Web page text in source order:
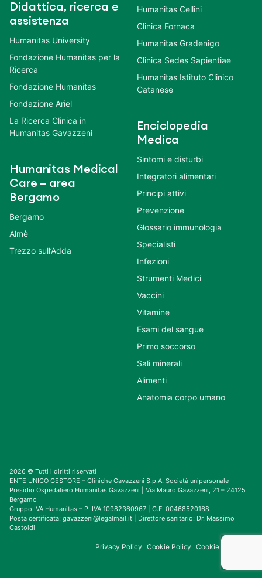
Didattica, ricerca e
assistenza
Humanitas University
Fondazione Humanitas per la
Ricerca
Fondazione Humanitas
Fondazione Ariel
La Ricerca Clinica in
Humanitas Gavazzeni
Humanitas Medical
Care – area
Bergamo
Bergamo
Almè
Trezzo sull’Adda
Humanitas Cellini
Clinica Fornaca
Humanitas Gradenigo
Clinica Sedes Sapientiae
Humanitas Istituto Clinico
Catanese
Enciclopedia
Medica
Sintomi e disturbi
Integratori alimentari
Principi attivi
Prevenzione
Glossario immunologia
Specialisti
Infezioni
Strumenti Medici
Vaccini
Vitamine
Esami del sangue
Primo soccorso
Sali minerali
Alimenti
Anatomia corpo umano
2026 © Tutti i diritti riservati
ENTE UNICO GESTORE – Cliniche Gavazzeni S.p.A. Società unipersonale
Presidio Ospedaliero Humanitas Gavazzeni | Via Mauro Gavazzeni, 21 – 24125
Bergamo
Gruppo IVA Humanitas – P. IVA 10982360967 | C.F. 00468520168
Posta certificata: gavazzeni@legalmail.it | Direttore sanitario: Dr. Massimo
Castoldi
Privacy Policy Cookie Policy Cookie Consent